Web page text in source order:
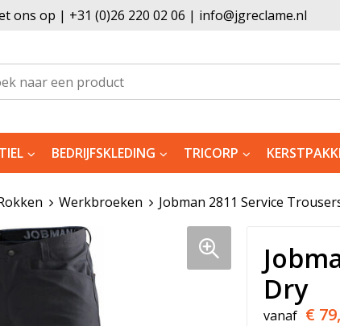
ons op | +31 (0)26 220 02 06 | info@jgreclame.nl
BEDRIJFSKLEDING TRICORP
Werkbroeken Jobman 2811 Service
Dry
vanaf €